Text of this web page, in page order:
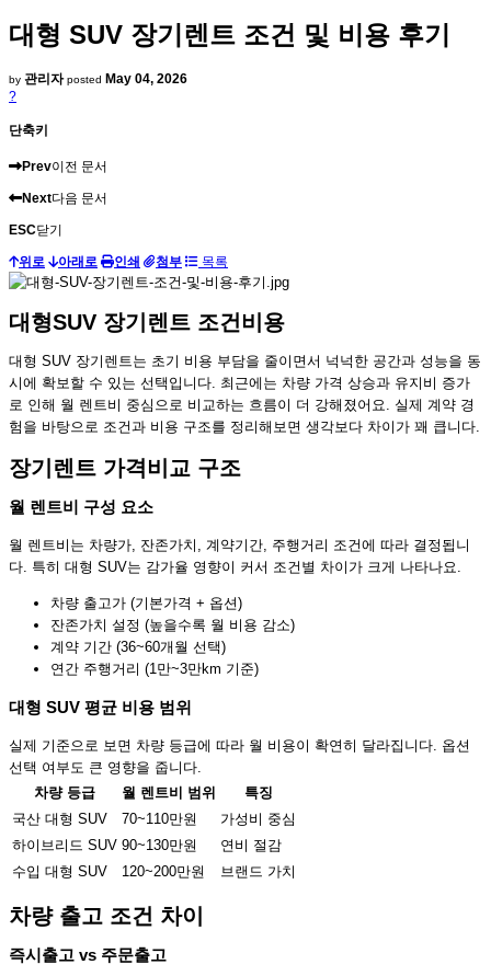
대형 SUV 장기렌트 조건 및 비용 후기
by 관리자 posted May 04, 2026
?
단축키
Prev이전 문서
Next다음 문서
ESC닫기
위로 아래로 인쇄 첨부 목록
대형SUV 장기렌트 조건비용
대형 SUV 장기렌트는 초기 비용 부담을 줄이면서 넉넉한 공간과 성능을 동
시에 확보할 수 있는 선택입니다. 최근에는 차량 가격 상승과 유지비 증가
로 인해 월 렌트비 중심으로 비교하는 흐름이 더 강해졌어요. 실제 계약 경
험을 바탕으로 조건과 비용 구조를 정리해보면 생각보다 차이가 꽤 큽니다.
장기렌트 가격비교 구조
월 렌트비 구성 요소
월 렌트비는 차량가, 잔존가치, 계약기간, 주행거리 조건에 따라 결정됩니
다. 특히 대형 SUV는 감가율 영향이 커서 조건별 차이가 크게 나타나요.
차량 출고가 (기본가격 + 옵션)
잔존가치 설정 (높을수록 월 비용 감소)
계약 기간 (36~60개월 선택)
연간 주행거리 (1만~3만km 기준)
대형 SUV 평균 비용 범위
실제 기준으로 보면 차량 등급에 따라 월 비용이 확연히 달라집니다. 옵션
선택 여부도 큰 영향을 줍니다.
차량 등급
월 렌트비 범위
특징
국산 대형 SUV
70~110만원
가성비 중심
하이브리드 SUV 90~130만원
연비 절감
수입 대형 SUV
120~200만원 브랜드 가치
차량 출고 조건 차이
즉시출고 vs 주문출고